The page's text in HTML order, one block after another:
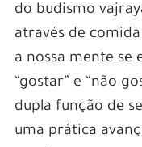
do budismo
através de
a nossa mente se
“gostar” e “não
dupla função de
uma prática